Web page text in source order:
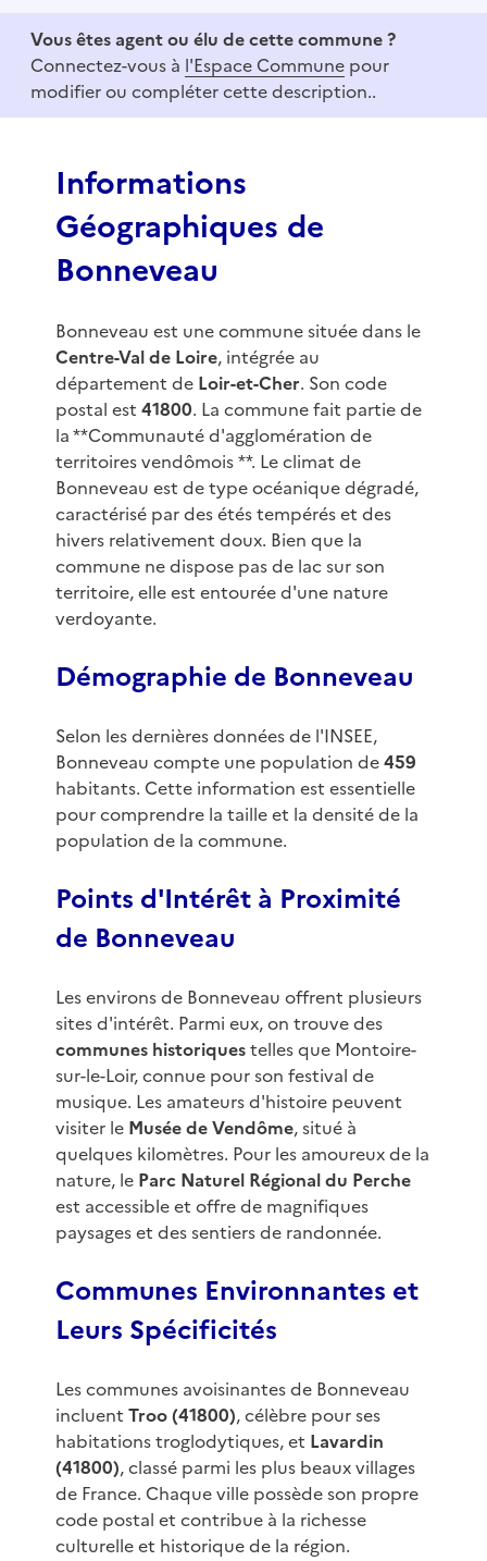
f
Vous êtes agent ou élu de cette commune ?
Connectez-vous à l'Espace Commune pour
modifier ou compléter cette description..
Informations
Géographiques de
Bonneveau
Bonneveau est une commune située dans le
Centre-Val de Loire, intégrée au
département de Loir-et-Cher. Son code
postal est 41800. La commune fait partie de
la **Communauté d'agglomération de
territoires vendômois **. Le climat de
Bonneveau est de type océanique dégradé,
caractérisé par des étés tempérés et des
hivers relativement doux. Bien que la
commune ne dispose pas de lac sur son
territoire, elle est entourée d'une nature
verdoyante.
Démographie de Bonneveau
Selon les dernières données de l'INSEE,
Bonneveau compte une population de459
habitants. Cette information est essentielle
pour comprendre la taille et la densité de la
population de la commune.
Points d'Intérêt à Proximité
de Bonneveau
Les environs de Bonneveau offrent plusieurs
sites d'intérêt. Parmi eux, on trouve des
communes historiquestelles que Montoire-
sur-le-Loir, connue pour son festival de
musique. Les amateurs d'histoire peuvent
visiter le Musée de Vendôme, situé à
quelques kilomètres. Pour les amoureux de la
nature, le Parc Naturel Régional du Perche
est accessible et offre de magnifiques
paysages et des sentiers de randonnée.
Communes Environnantes et
Leurs Spécificités
Les communes avoisinantes de Bonneveau
incluent Troo (41800), célèbre pour ses
habitations troglodytiques, et Lavardin
(41800), classé parmi les plus beaux villages
de France. Chaque ville possède son propre
code postal et contribue à la richesse
culturelle et historique de la région.